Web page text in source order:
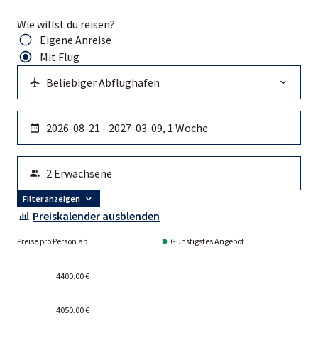
Wie willst du reisen?
Eigene Anreise
Mit Flug
Filter anzeigen
Preiskalender ausblenden
Preise pro Person ab Günstigstes Angebot
4400.00 €
4050.00 €